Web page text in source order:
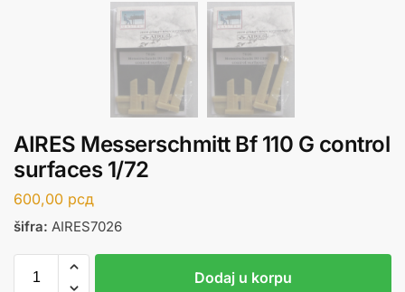
AIRES Messerschmitt Bf 110 G control
surfaces 1/72
600,00 рсд
šifra: AIRES7026
Dodaj u korpu